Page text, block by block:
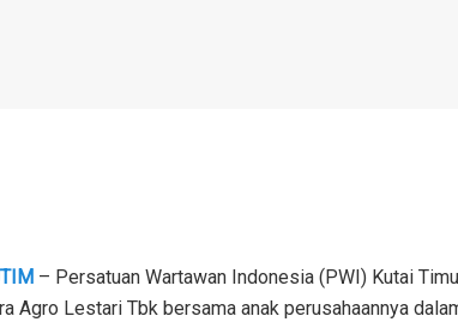
– Persatuan Wartawan Indonesia (PWI) Kutai
Agro Lestari Tbk bersama anak perusahaannya